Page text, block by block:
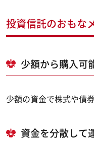
投資信託のおもな
少額から購入可
少額の資金で株式や債
資金を分散して